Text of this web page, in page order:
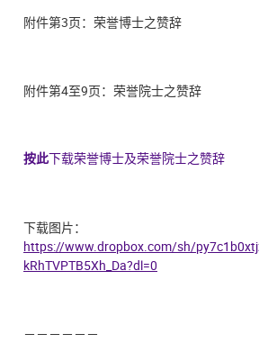
附件第3页：荣誉博士之赞辞
附件第4至9页：荣誉院士之赞辞
按此 下载荣誉博士及荣誉院士之赞辞
下载图片：
https://www.dropbox.com/sh/
kRhTVPTB5Xh_Da?dl=0
－－－－－－